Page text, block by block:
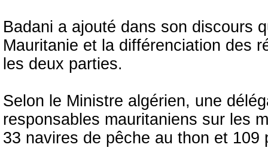
Badani a ajouté dans son discours
Mauritanie et la différenciation des
les deux parties.
Selon le Ministre algérien, une
responsables mauritaniens sur les
33 navires de pêche au thon et 109